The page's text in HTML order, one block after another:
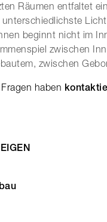
Räumen entfaltet
beginnt nicht im
zwischen
zwischen
haben